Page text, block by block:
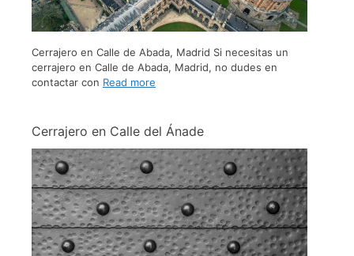
Cerrajero en Calle de Abada, Madrid Si necesitas un
cerrajero en Calle de Abada, Madrid, no dudes en
contactar con Read more
Cerrajero en Calle del Ánade